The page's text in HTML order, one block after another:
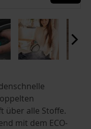
über alle Stoffe.
mit dem ECO-